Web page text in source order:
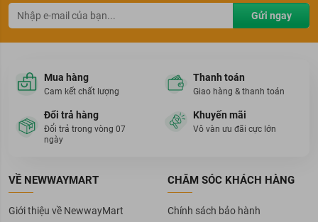
Gửi ngay
Mua hàng
Cam kết chất lượng
Thanh toán
Giao hàng & thanh toán
Đổi trả hàng
Đổi trả trong vòng 07
ngày
Khuyến mãi
Vô vàn ưu đãi cực lớn
VỀ NEWWAYMART
Giới thiệu về NewwayMart
CHĂM SÓC KHÁCH HÀNG
Chính sách bảo hành